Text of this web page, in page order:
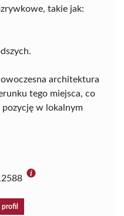
takie jak:
architektura
tego miejsca, co
pozycję w lokalnym
profil